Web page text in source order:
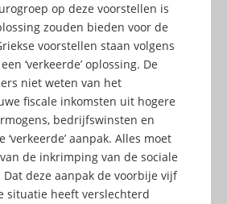
op deze voorstellen is
zouden bieden voor de
voorstellen staan volgens
‘verkeerde’ oplossing. De
niet weten van het
fiscale inkomsten uit hogere
bedrijfswinsten en
aanpak. Alles moet
de inkrimping van de sociale
deze aanpak de voorbije vijf
situatie heeft verslechterd